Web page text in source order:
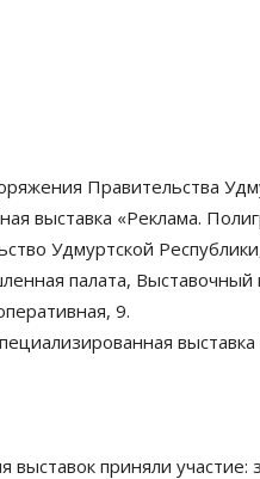
Правительства
выставка «Реклама.
Удмуртской
палата,
9.
приняли участие: